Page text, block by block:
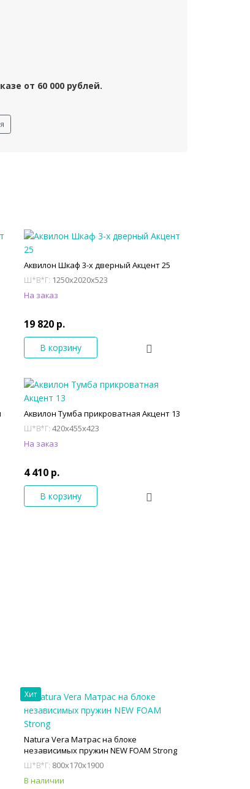
от 60 000 рублей.
Аквилон Шкаф 3-х дверный Акцент 25
Ш*В*Г: 1250x2020x523
На заказ
19 820 р.
В корзину
Аквилон Тумба прикроватная Акцент 13
Ш*В*Г: 420x455x423
На заказ
4 410 р.
В корзину
Хит
Natura Vera Матрас на блоке
независимых пружин NEW FOAM Strong
Ш*В*Г: 800x170x1900
В наличии